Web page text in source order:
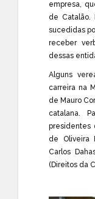
empresa,
de Catalão.
sucedidas
receber
dessas
Alguns
carreira na
de Mauro
catalana.
presidentes
de Oliveira
Carlos
(Direitos da